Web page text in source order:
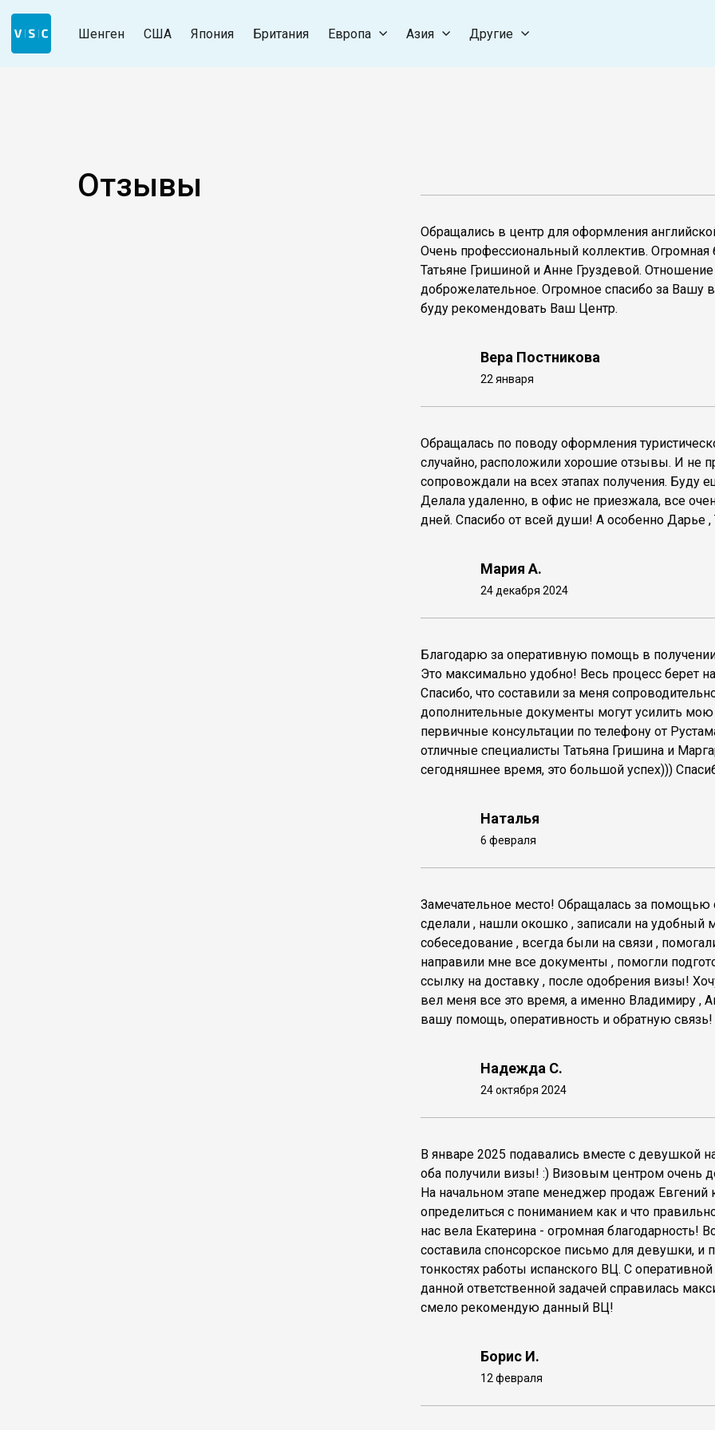
Шенген США Япония Британия Европа Азия Другие
Отзывы
Обращались в центр для оформления
Очень профессиональный коллектив.
Татьяне Гришиной и Анне Груздевой.
доброжелательное. Огромное спасибо за
буду рекомендовать Ваш Центр.
Вера Постникова
22 января
Обращалась по поводу оформления
случайно, расположили хорошие отзывы. И не
сопровождали на всех этапах получения. Буду
Делала удаленно, в офис не приезжала, все
дней. Спасибо от всей души! А особенно Дарье ,
Мария А.
24 декабря 2024
Благодарю за оперативную помощь в
Это максимально удобно! Весь процесс берет
Спасибо, что составили за меня
дополнительные документы могут усилить
первичные консультации по телефону от
отличные специалисты Татьяна Гришина и
сегодняшнее время, это большой успех)))
Наталья
6 февраля
Замечательное место! Обращалась за помощью
сделали , нашли окошко , записали на удобный
собеседование , всегда были на связи ,
направили мне все документы , помогли
ссылку на доставку , после одобрения визы!
вел меня все это время, а именно Владимиру ,
вашу помощь, оперативность и обратную связь!
Надежда С.
24 октября 2024
В январе 2025 подавались вместе с девушкой
оба получили визы! :) Визовым центром
На начальном этапе менеджер продаж Евгений
определиться с пониманием как и что
нас вела Екатерина - огромная
составила спонсорское письмо для девушки, и
тонкостях работы испанского ВЦ. С
данной ответственной задачей справилась
смело рекомендую данный ВЦ!
Борис И.
12 февраля